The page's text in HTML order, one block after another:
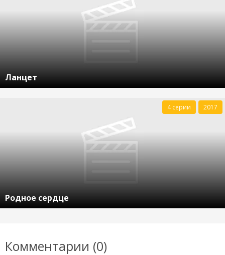
Ланцет
Родное сердце
4 серии 2017
Комментарии (0)